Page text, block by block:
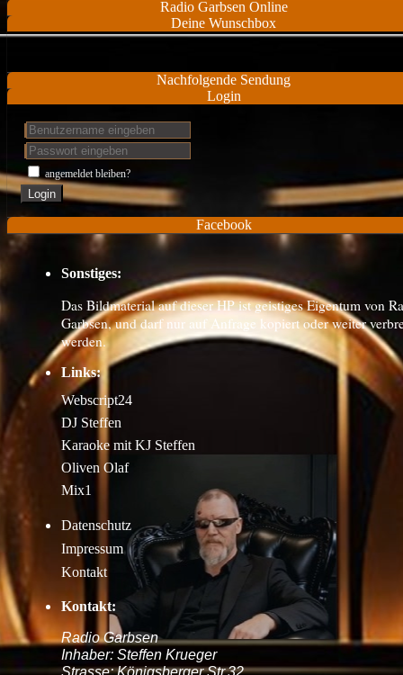
Radio Garbsen Online
Deine Wunschbox
Nachfolgende Sendung
Login
angemeldet bleiben?
Login
Facebook
Sonstiges:
Das Bildmaterial auf dieser HP ist geistiges Eigentum von
Garbsen, und darf nur auf Anfrage kopiert oder weiter
werden.
Links:
Webscript24
DJ Steffen
Karaoke mit KJ Steffen
Oliven Olaf
Mix1
Datenschutz
Impressum
Kontakt
Kontakt:
Radio Garbsen
Inhaber: Steffen Krueger
Strasse: Königsberger Str.32